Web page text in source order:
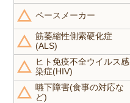
ペースメーカー
筋萎縮性側索硬化症
(ALS)
ヒト免疫不全ウイルス感
染症(HIV)
嚥下障害(食事の対応な
ど)